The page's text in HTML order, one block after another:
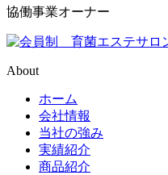
協働事業オーナー
About
ホーム
会社情報
当社の強み
実績紹介
商品紹介